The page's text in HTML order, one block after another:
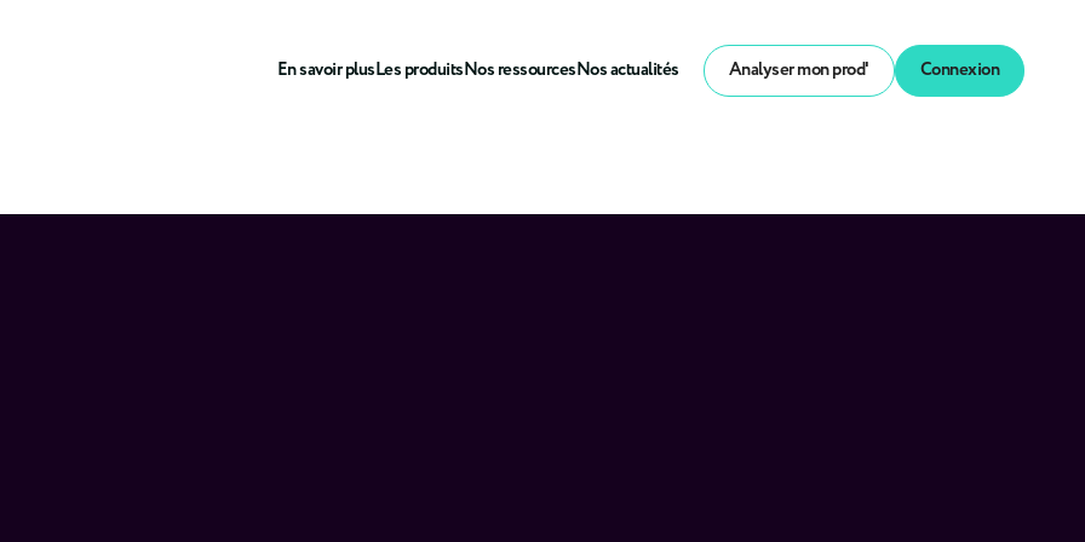
En savoir plusLes produitsNos ressourcesNos actualités Analyser mon prod' Connexion